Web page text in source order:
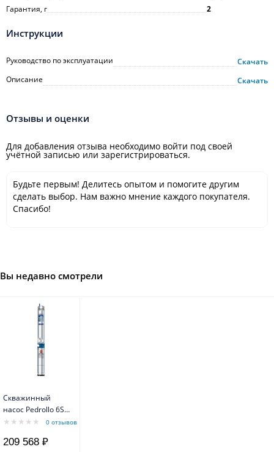
Гарантия, г
2
Инструкции
Руководство по эксплуатации
Скачать
Описание
Скачать
Отзывы и оценки
Для добавления отзыва необходимо войти под своей
учётной записью или зарегистрироваться.
Будьте первым! Делитесь опытом и помогите другим
сделать выбор. Нам важно мнение каждого покупателя.
Спасибо!
Вы недавно смотрели
Скважинный
насос Pedrollo 6SR
18/9-PD с
двигателем 6PD
0 отзывов
209 568 ₽